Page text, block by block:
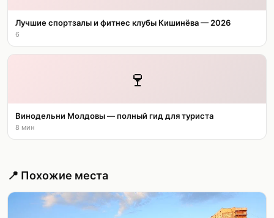
Лучшие спортзалы и фитнес клубы Кишинёва — 2026
6
🍷
Винодельни Молдовы — полный гид для туриста
8 мин
📍 Похожие места